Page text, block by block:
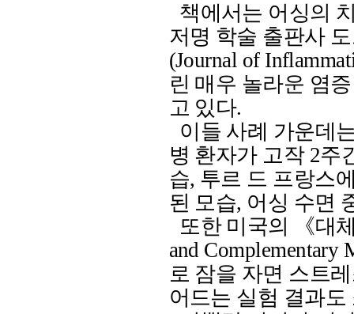
책에서는 어싱의
저명 학술 출판사
(Journal of
린 매우 놀라운 염
고 있다.
이들 사례 가운데
병 환자가 고작2주
습, 투르 드 프랑스
된 모습, 어싱 수면
또한 미국의 《대
and Complementary
로 잠을 자면 스트
어드는 실험 결과